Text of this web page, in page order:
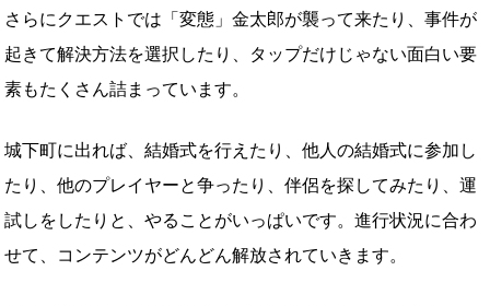
さらにクエストでは「変態」金太郎が襲って来たり、事件が
起きて解決方法を選択したり、タップだけじゃない面白い要
素もたくさん詰まっています。
城下町に出れば、結婚式を行えたり、他人の結婚式に参加し
たり、他のプレイヤーと争ったり、伴侶を探してみたり、運
試しをしたりと、やることがいっぱいです。進行状況に合わ
せて、コンテンツがどんどん解放されていきます。